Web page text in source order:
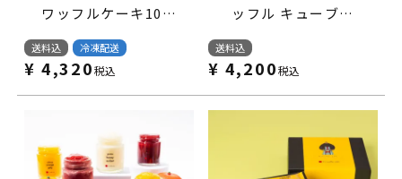
ワッフルケーキ10種
セット
送料込 冷凍配送
¥ 4,320税込
ッフル キューブセ
送料込
¥ 4,200税込